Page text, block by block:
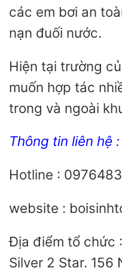
các em bơi an
nạn đuối nước.
Hiện tại trường
muốn hợp tác
trong và ngoài
Thông tin liên hệ :
Hotline :
website :
Địa điểm tổ chức
Silver 2 Star. 156